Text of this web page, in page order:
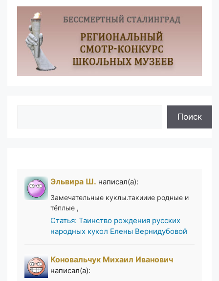
Поиск
Эльвира Ш. написал(а):
Замечательные куклы.такииие родные и
тёплые ,
Статья: Таинство рождения русских
народных кукол Елены Вернидубовой
Коновальчук Михаил Иванович
написал(а):